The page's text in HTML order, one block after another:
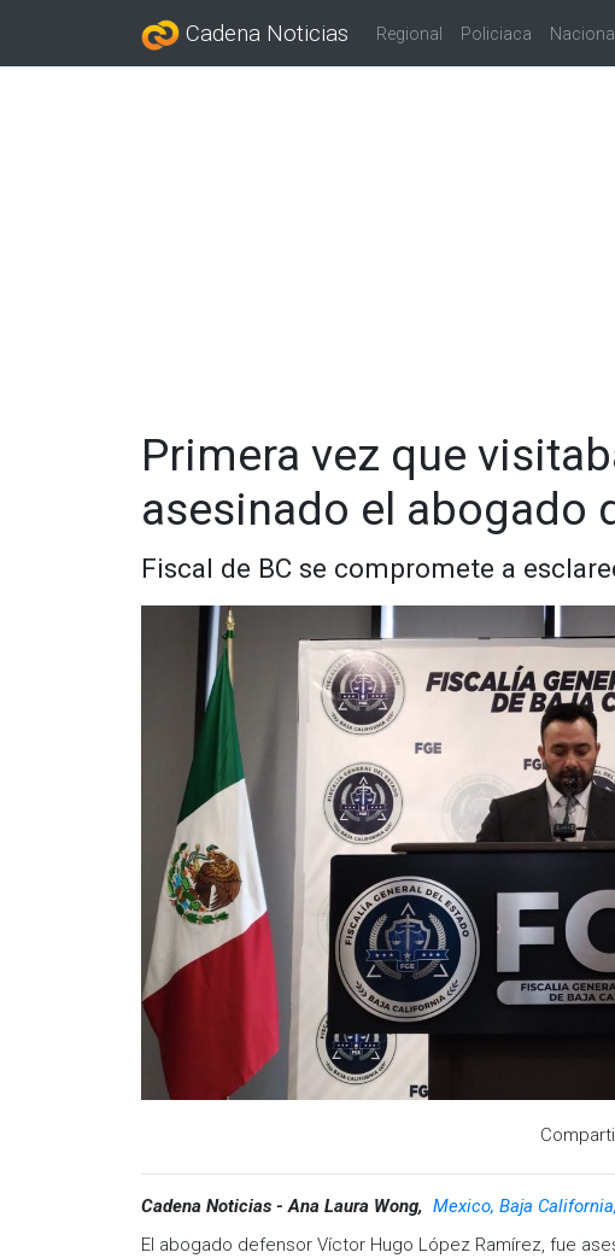
Cadena Noticias Regional Policiaca
Primera vez que
asesinado el abogado
Fiscal de BC se compromete a
Cadena Noticias - Ana Laura Wong, Mexico, Baja
El abogado defensor Víctor Hugo López Ramírez, fue